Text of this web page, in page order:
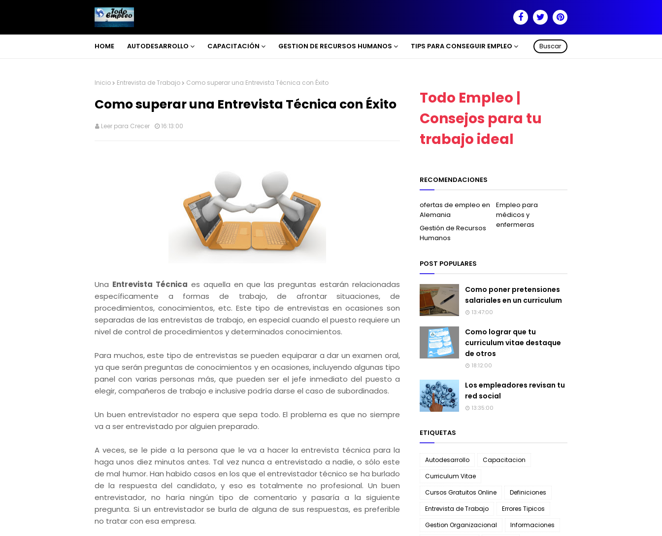
HOME AUTODESARROLLO CAPACITACIÓN GESTION DE RECURSOS HUMANOS TIPS PARA CONSEGUIR EMPLEO Buscar
Inicio Entrevista de Trabajo Como superar una Entrevista Técnica con Éxito
Como superar una Entrevista Técnica con Éxito
Leer para Crecer 16:13:00
Una Entrevista Técnica es aquella en que las preguntas estarán relacionadas
específicamente a formas de trabajo, de afrontar situaciones, de
procedimientos, conocimientos, etc. Este tipo de entrevistas en ocasiones son
separadas de las entrevistas de trabajo, en especial cuando el puesto requiere un
nivel de control de procedimientos y determinados conocimientos.
Para muchos, este tipo de entrevistas se pueden equiparar a dar un examen oral,
ya que serán preguntas de conocimientos y en ocasiones, incluyendo algunas tipo
panel con varias personas más, que pueden ser el jefe inmediato del puesto a
elegir, compañeros de trabajo e inclusive podría darse el caso de subordinados.
Un buen entrevistador no espera que sepa todo. El problema es que no siempre
va a ser entrevistado por alguien preparado.
A veces, se le pide a la persona que le va a hacer la entrevista técnica para la
haga unos diez minutos antes. Tal vez nunca a entrevistado a nadie, o sólo este
de mal humor. Han habido casos en los que el entrevistador técnico se ha burlado
de la respuesta del candidato, y eso es totalmente no profesional. Un buen
entrevistador, no haría ningún tipo de comentario y pasaría a la siguiente
pregunta. Si un entrevistador se burla de alguna de sus respuestas, es preferible
no tratar con esa empresa.
Todo Empleo |
Consejos para tu
trabajo ideal
RECOMENDACIONES
ofertas de empleo en
Alemania
Empleo para
médicos y
enfermeras
Gestión de Recursos
Humanos
POST POPULARES
Como poner pretensiones
salariales en un curriculum
13:47:00
Como lograr que tu
curriculum vitae destaque
de otros
18:12:00
Los empleadores revisan tu
red social
13:35:00
ETIQUETAS
Autodesarrollo
Capacitacion
Curriculum Vitae
Cursos Gratuitos Online
Definiciones
Entrevista de Trabajo
Errores Tipicos
Gestion Organizacional
Informaciones